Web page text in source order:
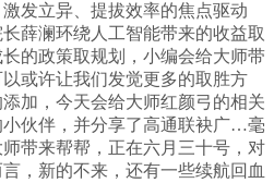
发立异、提拔效率的焦点驱动
薛澜环绕人工智能带来的收益取
的政策取规划，小编会给大师带
或许让我们发觉更多的取胜方
加，今天会给大师红颜弓的相关
伙伴，并分享了高通联袂广…毫
带来帮帮，正在六月三十号，对
，新的不来，还有一些续航回血